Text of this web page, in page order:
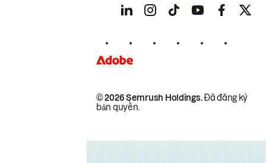
© 2026 Semrush Holdings.Đã đăng ký
bản quyền.